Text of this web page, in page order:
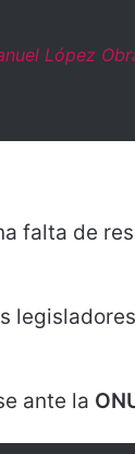
López
falta de
ante la